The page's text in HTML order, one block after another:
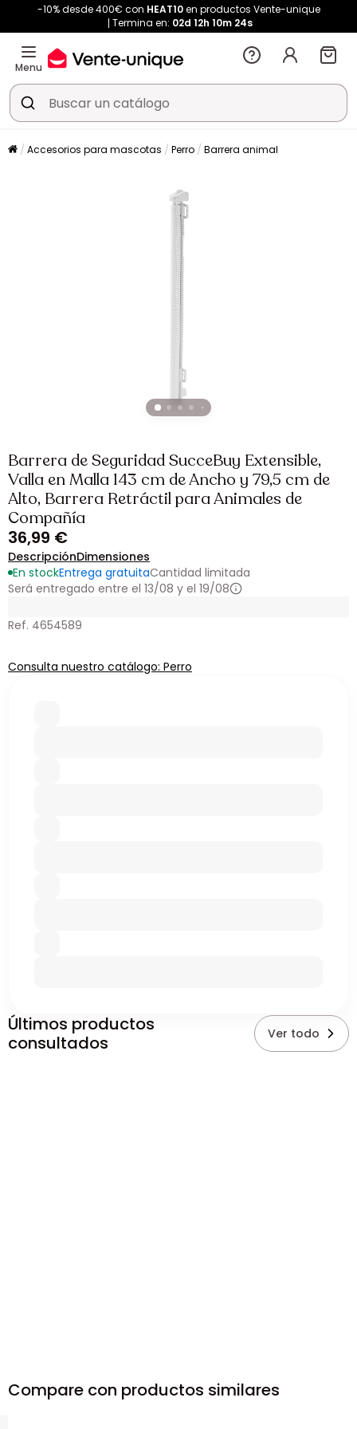
-10% desde 400€ con HEAT10en productos Vente-unique
Termina en: 02d 12h 10m 23s
Menu
Accesorios para mascotas Perro Barrera animal
Barrera de Seguridad SucceBuy Extensible,
Valla en Malla 143 cm de Ancho y 79,5 cm de
Alto, Barrera Retráctil para Animales de
Compañía
36,99 €
DescripciónDimensiones
En stockEntrega gratuitaCantidad limitada
Será entregado entre el 13/08 y el 19/08
Ref. 4654589
Consulta nuestro catálogo: Perro
Últimos productos
consultados
Ver todo
Compare con productos similares